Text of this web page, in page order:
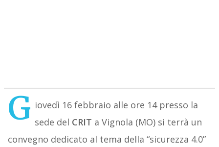
G iovedì 16 febbraio alle ore 14 presso la
sede del CRIT a Vignola (MO) si terrà un
convegno dedicato al tema della “sicurezza 4.0”